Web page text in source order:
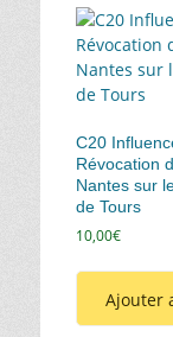
C20
Révocation
Nantes sur
de Tours
10,00€
Ajouter